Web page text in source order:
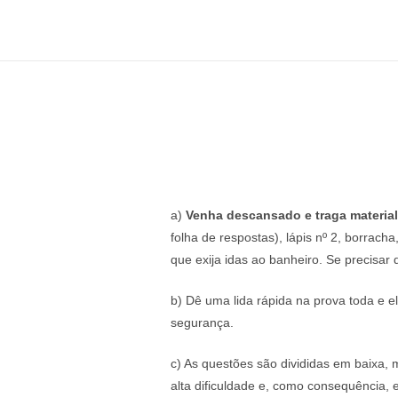
a) Venha descansado e traga
folha de respostas), lápis nº 2,
que exija idas ao banheiro. Se
b) Dê uma lida rápida na prova toda e
segurança.
c) As questões são divididas em baixa,
alta dificuldade e, como consequência,